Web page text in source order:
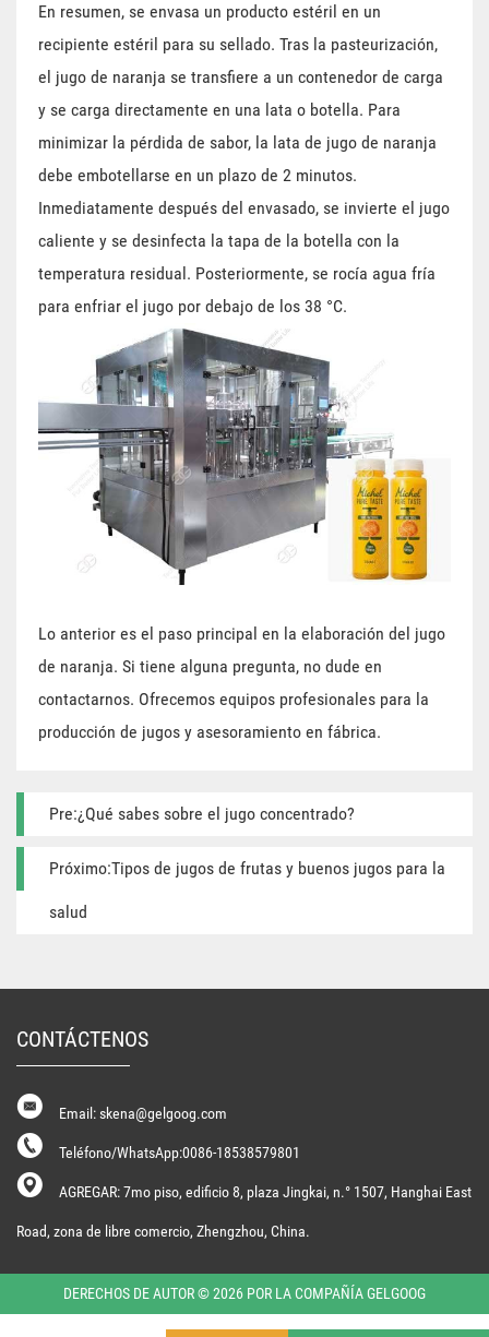
En resumen, se envasa un producto estéril en un
recipiente estéril para su sellado. Tras la pasteurización,
el jugo de naranja se transfiere a un contenedor de carga
y se carga directamente en una lata o botella. Para
minimizar la pérdida de sabor, la lata de jugo de naranja
debe embotellarse en un plazo de 2 minutos.
Inmediatamente después del envasado, se invierte el jugo
caliente y se desinfecta la tapa de la botella con la
temperatura residual. Posteriormente, se rocía agua fría
para enfriar el jugo por debajo de los 38 °C.
Lo anterior es el paso principal en la elaboración del jugo
de naranja. Si tiene alguna pregunta, no dude en
contactarnos. Ofrecemos equipos profesionales para la
producción de jugos y asesoramiento en fábrica.
Pre:¿Qué sabes sobre el jugo concentrado?
Próximo:Tipos de jugos de frutas y buenos jugos para la
salud
CONTÁCTENOS
Email: skena@gelgoog.com
Teléfono/WhatsApp:0086-18538579801
AGREGAR: 7mo piso, edificio 8, plaza Jingkai, n.° 1507, Hanghai East
Road, zona de libre comercio, Zhengzhou, China.
DERECHOS DE AUTOR © 2026 POR LA COMPAÑÍA GELGOOG